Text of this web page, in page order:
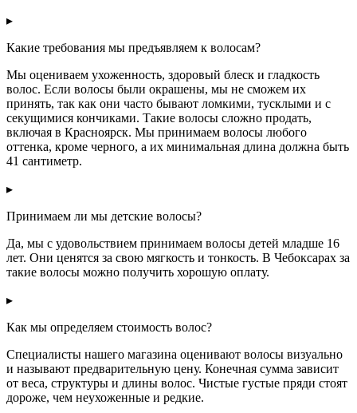
▸
Какие требования мы предъявляем к волосам?
Мы оцениваем ухоженность, здоровый блеск и гладкость
волос. Если волосы были окрашены, мы не сможем их
принять, так как они часто бывают ломкими, тусклыми и с
секущимися кончиками. Такие волосы сложно продать,
включая в Красноярск. Мы принимаем волосы любого
оттенка, кроме черного, а их минимальная длина должна быть
41 сантиметр.
▸
Принимаем ли мы детские волосы?
Да, мы с удовольствием принимаем волосы детей младше 16
лет. Они ценятся за свою мягкость и тонкость. В Чебоксарах за
такие волосы можно получить хорошую оплату.
▸
Как мы определяем стоимость волос?
Специалисты нашего магазина оценивают волосы визуально
и называют предварительную цену. Конечная сумма зависит
от веса, структуры и длины волос. Чистые густые пряди стоят
дороже, чем неухоженные и редкие.